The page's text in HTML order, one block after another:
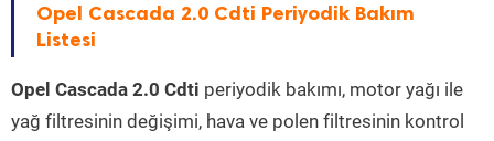
Opel Cascada 2.0 Cdti Periyodik Bakım
Listesi
Opel Cascada 2.0 Cdti periyodik bakımı, motor yağı ile
yağ filtresinin değişimi, hava ve polen filtresinin kontrol